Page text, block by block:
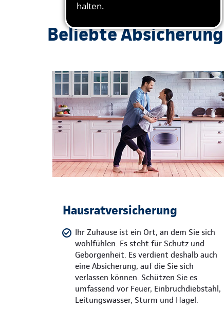
Beliebte
Hausratversicherung
Ihr Zuhause ist ein Ort, an dem Sie sich
wohlfühlen. Es steht für Schutz und
Geborgenheit. Es verdient deshalb auch
eine Absicherung, auf die Sie sich
verlassen können. Schützen Sie es
umfassend vor Feuer, Einbruchdiebstahl,
Leitungswasser, Sturm und Hagel.